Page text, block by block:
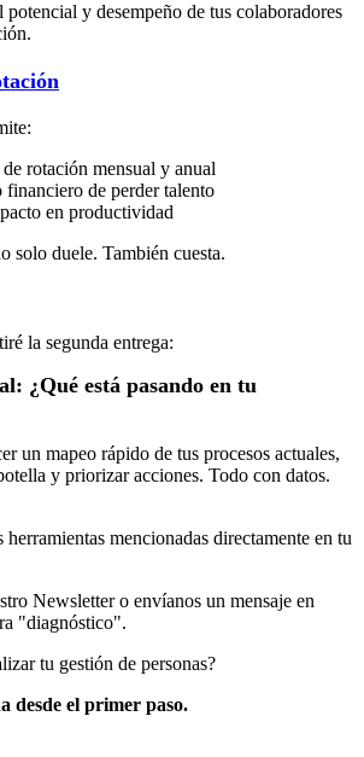
y desempeño de tus colaboradores
rotación mensual y anual
financiero de perder talento
en productividad
solo duele. También cuesta.
la segunda entrega:
¿Qué está pasando en tu
un mapeo rápido de tus procesos actuales,
y priorizar acciones. Todo con datos.
herramientas mencionadas directamente en tu
Newsletter o envíanos un mensaje en
"diagnóstico".
tu gestión de personas?
desde el primer paso.